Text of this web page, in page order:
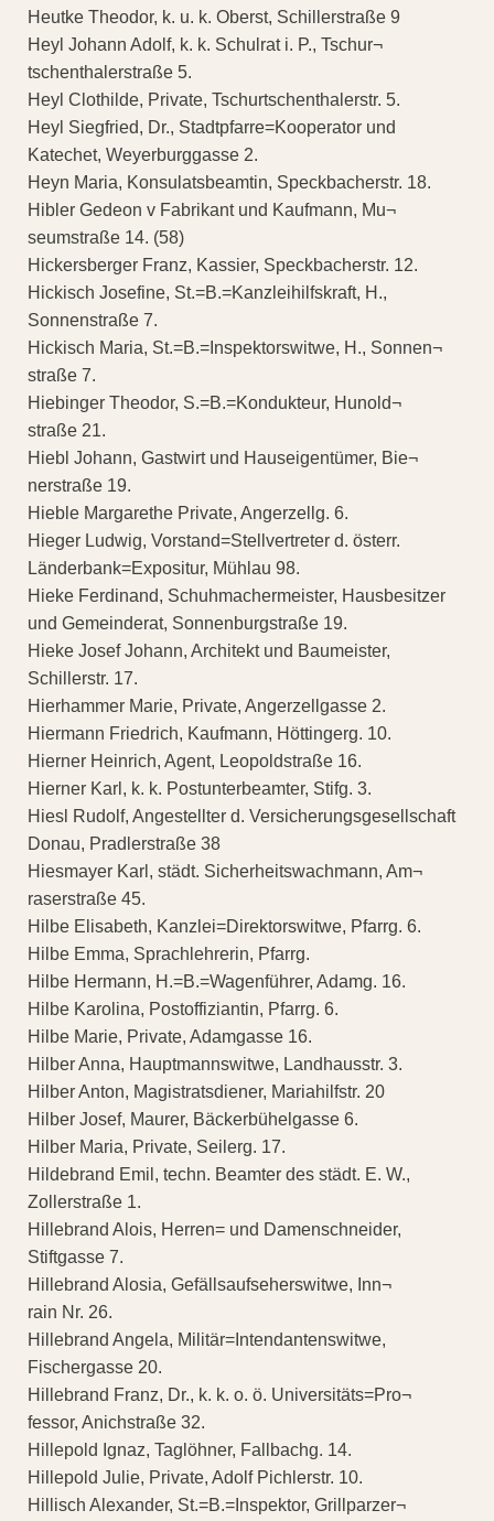
Heutke Theodor, k. u. k. Oberst, Schillerstraße 9
Heyl Johann Adolf, k. k. Schulrat i. P., Tschur¬
tschenthalerstraße 5.
Heyl Clothilde, Private, Tschurtschenthalerstr. 5.
Heyl Siegfried, Dr., Stadtpfarre=Kooperator und
Katechet, Weyerburggasse 2.
Heyn Maria, Konsulatsbeamtin, Speckbacherstr. 18.
Hibler Gedeon v Fabrikant und Kaufmann, Mu¬
seumstraße 14. (58)
Hickersberger Franz, Kassier, Speckbacherstr. 12.
Hickisch Josefine, St.=B.=Kanzleihilfskraft, H.,
Sonnenstraße 7.
Hickisch Maria, St.=B.=Inspektorswitwe, H., Sonnen¬
straße 7.
Hiebinger Theodor, S.=B.=Kondukteur, Hunold¬
straße 21.
Hiebl Johann, Gastwirt und Hauseigentümer, Bie¬
nerstraße 19.
Hieble Margarethe Private, Angerzellg. 6.
Hieger Ludwig, Vorstand=Stellvertreter d. österr.
Länderbank=Expositur, Mühlau 98.
Hieke Ferdinand, Schuhmachermeister, Hausbesitzer
und Gemeinderat, Sonnenburgstraße 19.
Hieke Josef Johann, Architekt und Baumeister,
Schillerstr. 17.
Hierhammer Marie, Private, Angerzellgasse 2.
Hiermann Friedrich, Kaufmann, Höttingerg. 10.
Hierner Heinrich, Agent, Leopoldstraße 16.
Hierner Karl, k. k. Postunterbeamter, Stifg. 3.
Hiesl Rudolf, Angestellter d. Versicherungsgesellschaft
Donau, Pradlerstraße 38
Hiesmayer Karl, städt. Sicherheitswachmann, Am¬
raserstraße 45.
Hilbe Elisabeth, Kanzlei=Direktorswitwe, Pfarrg. 6.
Hilbe Emma, Sprachlehrerin, Pfarrg.
Hilbe Hermann, H.=B.=Wagenführer, Adamg. 16.
Hilbe Karolina, Postoffiziantin, Pfarrg. 6.
Hilbe Marie, Private, Adamgasse 16.
Hilber Anna, Hauptmannswitwe, Landhausstr. 3.
Hilber Anton, Magistratsdiener, Mariahilfstr. 20
Hilber Josef, Maurer, Bäckerbühelgasse 6.
Hilber Maria, Private, Seilerg. 17.
Hildebrand Emil, techn. Beamter des städt. E. W.,
Zollerstraße 1.
Hillebrand Alois, Herren= und Damenschneider,
Stiftgasse 7.
Hillebrand Alosia, Gefällsaufseherswitwe, Inn¬
rain Nr. 26.
Hillebrand Angela, Militär=Intendantenswitwe,
Fischergasse 20.
Hillebrand Franz, Dr., k. k. o. ö. Universitäts=Pro¬
fessor, Anichstraße 32.
Hillepold Ignaz, Taglöhner, Fallbachg. 14.
Hillepold Julie, Private, Adolf Pichlerstr. 10.
Hillisch Alexander, St.=B.=Inspektor, Grillparzer¬